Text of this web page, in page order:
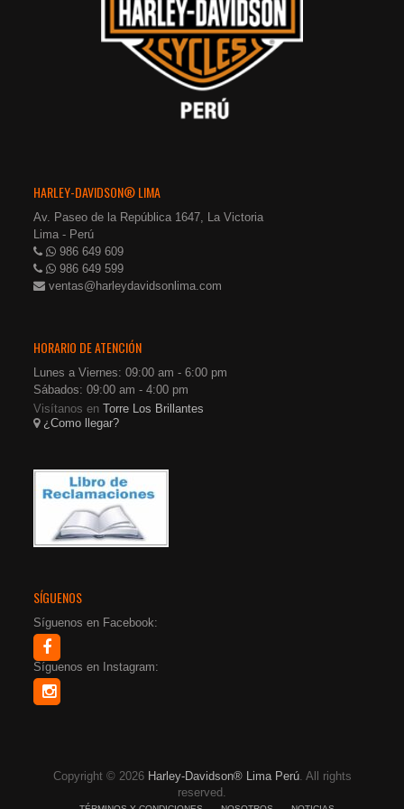
HARLEY-DAVIDSON® LIMA
Av. Paseo de la República 1647, La Victoria
Lima - Perú
986 649 609
986 649 599
ventas@harleydavidsonlima.com
HORARIO DE ATENCIÓN
Lunes a Viernes: 09:00 am - 6:00 pm
Sábados: 09:00 am - 4:00 pm
Visítanos enTorre Los Brillantes
¿Como llegar?
SÍGUENOS
Síguenos en Facebook:
Síguenos en Instagram:
Copyright © 2026 Harley-Davidson® Lima Perú. All rights
reserved.